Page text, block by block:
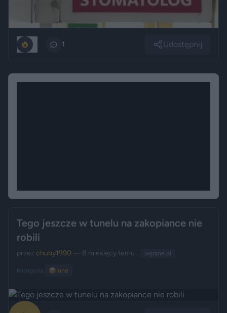
1 Udostępnij
Tego jeszcze w tunelu na zakopiance nie
robili
przez chuby1990 — 8 miesięcy temu wgrane.pl
Kategoria: 📦 Inne